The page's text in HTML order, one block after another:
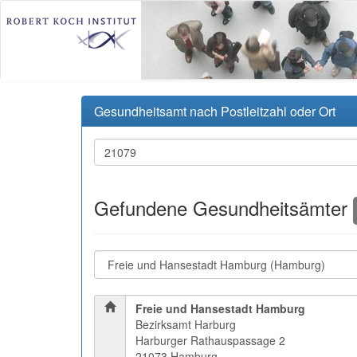
Gesundheitsamt nach Postleitzahl oder Ort
Gefundene Gesundheitsämter
Freie und Hansestadt Hamburg
Bezirksamt Harburg
Harburger Rathauspassage 2